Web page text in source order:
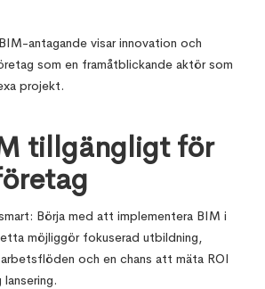
BIM-antagande visar innovation och
som en framåtblickande aktör som
projekt.
tillgängligt för
Börja med att implementera BIM i
möjliggör fokuserad utbildning,
och en chans att mäta ROI